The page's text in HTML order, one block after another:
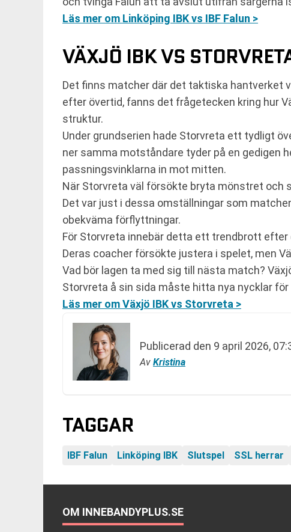
Läs mer om Linköping IBK vs IBF Falun >
VÄXJÖ IBK VS
Det finns matcher där det taktiska hantverket
efter övertid, fanns det frågetecken kring hur
struktur.
Under grundserien hade Storvreta ett tydligt
ner samma motståndare tyder på en gedigen
passningsvinklarna in mot mitten.
När Storvreta väl försökte bryta mönstret och
Det var just i dessa omställningar som
obekväma förflyttningar.
För Storvreta innebär detta ett trendbrott
Deras coacher försökte justera i spelet, men
Vad bör lagen ta med sig till nästa match?
Storvreta å sin sida måste hitta nya nycklar
Läs mer om Växjö IBK vs Storvreta >
Publicerad den 9 april 2026,
Av Kristina
TAGGAR
IBF Falun Linköping IBK Slutspel SSL herrar
OM INNEBANDYPLUS.SE